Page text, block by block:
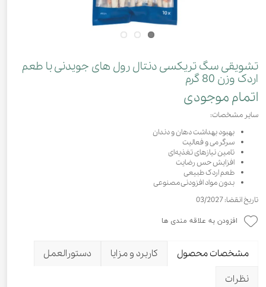
تشویقی سگ تریکسی دنتال رول های جویدنی با طعم
اردک وزن 80 گرم
اتمام موجودی
سایر مشخصات:
بهبود بهداشت دهان و دندان
سرگرمی و فعالیت
تامین نیازهای تغذیه‌ای
افزایش حس رضایت
طعم اردک طبیعی
بدون مواد افزودنی مصنوعی
تاریخ انقضا: 03/2027
افزودن به علاقه مندی ها
مشخصات محصول کاربرد و مزایا
دستورالعمل
نظرات